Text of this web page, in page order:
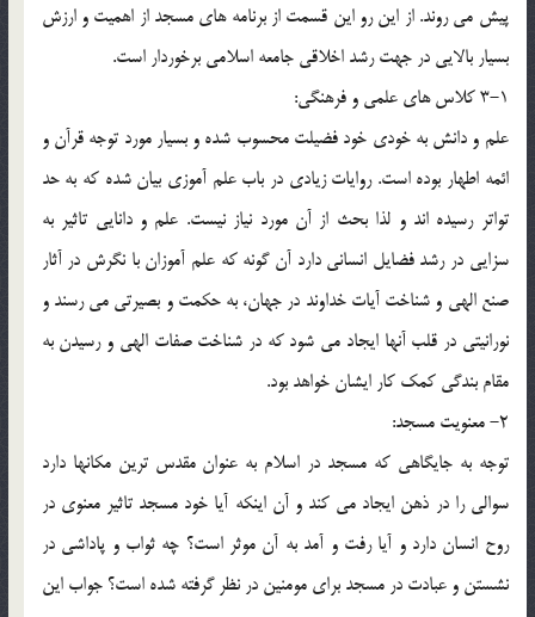
پیش می روند. از این رو این قسمت از برنامه های مسجد از اهمیت و ارزش
بسیار بالایی در جهت رشد اخلاقی جامعه اسلامی برخوردار است.
3-1 کلاس های علمی و فرهنگی:
علم و دانش به خودی خود فضیلت محسوب شده و بسیار مورد توجه قرآن و
ائمه اطهار بوده است. روایات زیادی در باب علم آموزی بیان شده که به حد
تواتر رسیده اند و لذا بحث از آن مورد نیاز نیست. علم و دانایی تاثیر به
سزایی در رشد فضایل انسانی دارد آن گونه که علم آموزان با نگرش در آثار
صنع الهی و شناخت آیات خداوند در جهان، به حکمت و بصیرتی می رسند و
نورانیتی در قلب آنها ایجاد می شود که در شناخت صفات الهی و رسیدن به
مقام بندگی کمک کار ایشان خواهد بود.
2- معنویت مسجد:
توجه به جایگاهی که مسجد در اسلام به عنوان مقدس ترین مکانها دارد
سوالی را در ذهن ایجاد می کند و آن اینکه آیا خود مسجد تاثیر معنوی در
روح انسان دارد و آیا رفت و آمد به آن موثر است؟ چه ثواب و پاداشی در
نشستن و عبادت در مسجد برای مومنین در نظر گرفته شده است؟ جواب این